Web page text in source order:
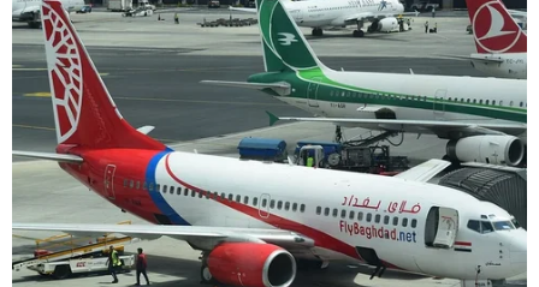
phương án giảm lãi vay cho hộ nghèo và các đối tượng
chính sách khác.